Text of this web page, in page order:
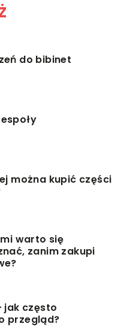
do bibinet
można kupić części
warto się
zanim zakupi
jak często
przegląd?